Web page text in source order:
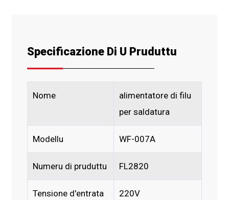
Specificazione Di U Pruduttu
Nome
alimentatore di filu
per saldatura
Modellu WF-007A
Numeru di pruduttu FL2820
Tensione d'entrata
220V